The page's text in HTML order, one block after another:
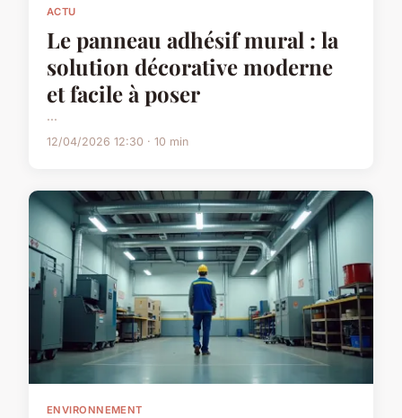
ACTU
Le panneau adhésif mural : la
solution décorative moderne
et facile à poser
...
12/04/2026 12:30 · 10 min
ENVIRONNEMENT